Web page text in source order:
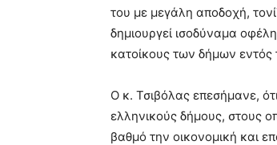
του με μεγάλη αποδοχή,
δημιουργεί ισοδύναμα
κατοίκους των δήμων εντός
Ο κ. Τσιβόλας επεσήμανε,
ελληνικούς δήμους, στους
βαθμό την οικονομική και